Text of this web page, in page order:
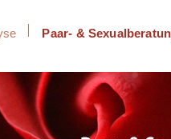
Paar- &